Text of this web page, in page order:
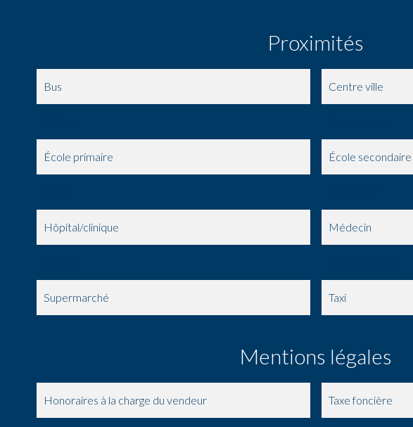
Proximités
Bus Centre ville
École primaire École secondaire
Hôpital/clinique Médecin
Supermarché Taxi
Mentions légales
Honoraires à la charge du vendeur Taxe foncière